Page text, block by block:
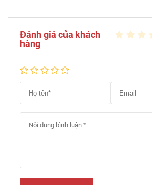
Đánh giá của khách
hàng